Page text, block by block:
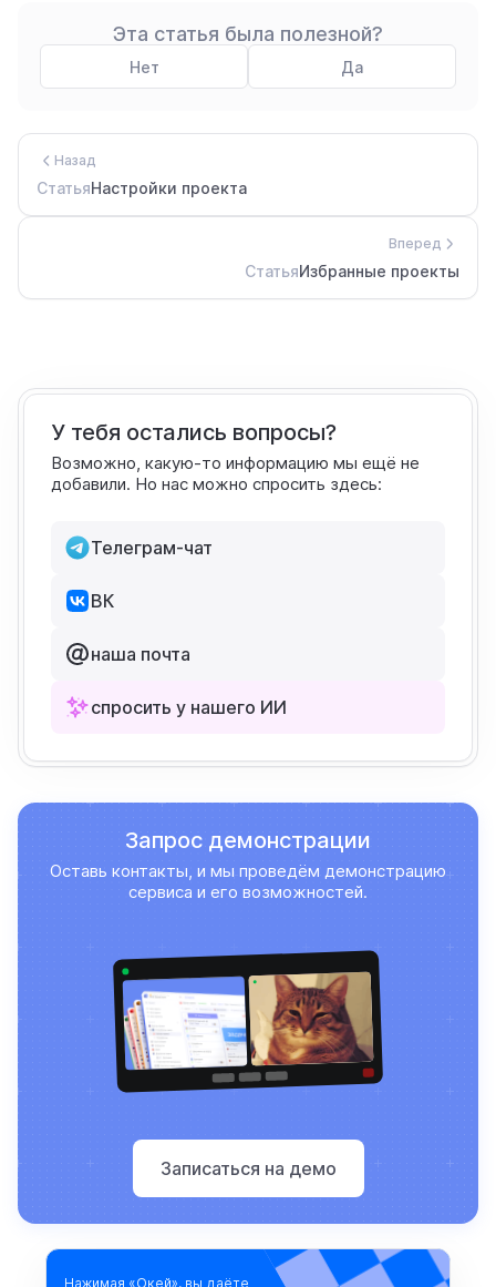
Эта статья была полезной?
Нет Да
Назад
СтатьяНастройки проекта
Вперед
СтатьяИзбранные проекты
У тебя остались вопросы?
Возможно, какую-то информацию мы ещё не
добавили. Но нас можно спросить здесь:
Телеграм-чат
ВК
наша почта
спросить у нашего ИИ
Запрос демонстрации
Оставь контакты, и мы проведём демонстрацию
сервиса и его возможностей.
Записаться на демо
Нажимая «Окей», вы даёте